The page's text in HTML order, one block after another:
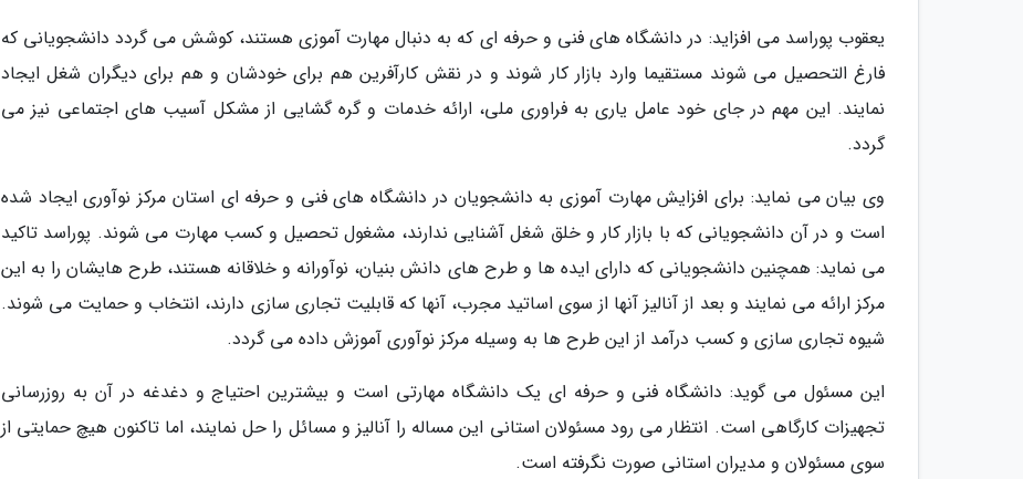
یعقوب پوراسد می افزاید: در دانشگاه های فنی و حرفه ای که به دنبال مهارت آموزی هستند، کوشش می گردد دانشجویانی که
فارغ التحصیل می شوند مستقیما وارد بازار کار شوند و در نقش کارآفرین هم برای خودشان و هم برای دیگران شغل ایجاد
نمایند. این مهم در جای خود عامل یاری به فراوری ملی، ارائه خدمات و گره گشایی از مشکل آسیب های اجتماعی نیز می
گردد.
وی بیان می نماید: برای افزایش مهارت آموزی به دانشجویان در دانشگاه های فنی و حرفه ای استان مرکز نوآوری ایجاد شده
است و در آن دانشجویانی که با بازار کار و خلق شغل آشنایی ندارند، مشغول تحصیل و کسب مهارت می شوند. پوراسد تاکید
می نماید: همچنین دانشجویانی که دارای ایده ها و طرح های دانش بنیان، نوآورانه و خلاقانه هستند، طرح هایشان را به این
مرکز ارائه می نمایند و بعد از آنالیز آنها از سوی اساتید مجرب، آنها که قابلیت تجاری سازی دارند، انتخاب و حمایت می شوند.
شیوه تجاری سازی و کسب درآمد از این طرح ها به وسیله مرکز نوآوری آموزش داده می گردد.
این مسئول می گوید: دانشگاه فنی و حرفه ای یک دانشگاه مهارتی است و بیشترین احتیاج و دغدغه در آن به روزرسانی
تجهیزات کارگاهی است. انتظار می رود مسئولان استانی این مساله را آنالیز و مسائل را حل نمایند، اما تاکنون هیچ حمایتی از
سوی مسئولان و مدیران استانی صورت نگرفته است.